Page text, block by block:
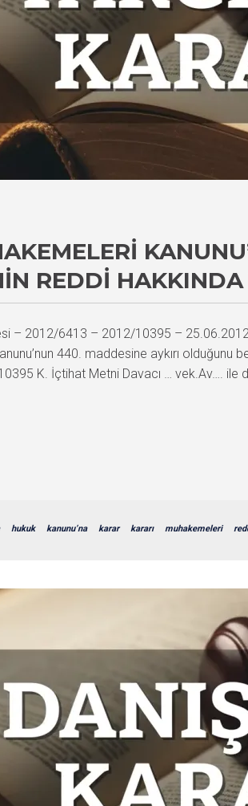
REDDI
– 2012/6413 – 2012/10395 –
440. maddesine aykırı
K. İçtihat Metni Davacı … vek.Av…. ile
hukuk kanunu’na karar kararı muhakemeleri